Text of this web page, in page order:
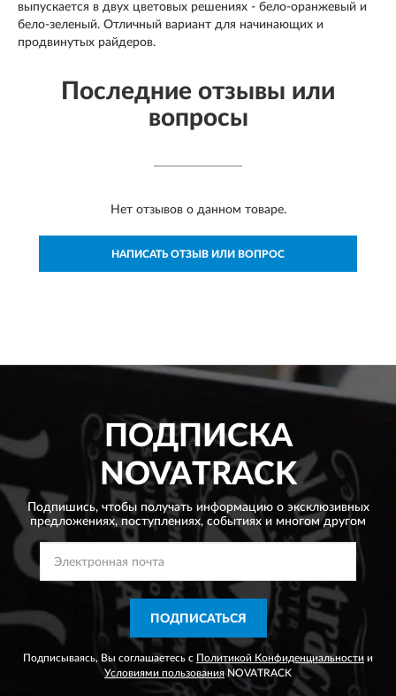
выпускается в двух цветовых решениях - бело-оранжевый и
бело-зеленый. Отличный вариант для начинающих и
продвинутых райдеров.
Последние отзывы или
вопросы
Нет отзывов о данном товаре.
НАПИСАТЬ ОТЗЫВ ИЛИ ВОПРОС
ПОДПИСКА
NOVATRACK
Подпишись, чтобы получать информацию о эксклюзивных
предложениях,поступлениях, событиях и многом другом
ПОДПИСАТЬСЯ
Подписываясь, Вы соглашаетесь с Политикой Конфиденциальности и
Условиями пользования NOVATRACK